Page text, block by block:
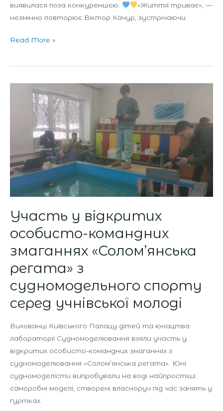
виявилася поза конкуренцією.
«Життя триває», —
незмінно повторює Віктор Качур, зустрічаючи
Read More »
Участь у відкритих
особисто-командних
змаганнях «Солом’янська
регата» з
судномодельного спорту
серед учнівської молоді
Вихованці Київського Палацу дітей та юнацтва
лабораторії Судномоделювання взяли участь у
відкритих особисто-командних змаганнях з
судномоделювання «Солом’янська регата». Юні
судномоделісти випробували на воді найпростіші
саморобні моделі, створені власноруч під час занять у
гуртках.
Участь
відкритих
особисто-
командних
змаганнях
«Солом’янська
регата»
спорту
учнівської
молоді